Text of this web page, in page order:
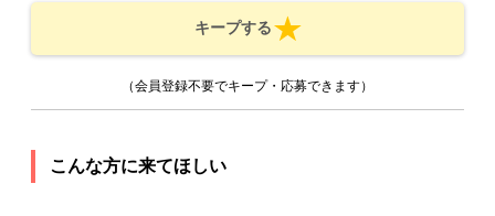
キープする
（会員登録不要でキープ・応募できます）
こんな方に来てほしい